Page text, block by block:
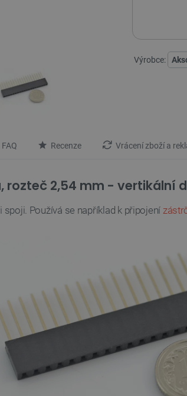
Výrobce:
FAQ Recenze Vrácení zboží a
rozteč 2,54 mm - vertikální
Používá se například k připojení